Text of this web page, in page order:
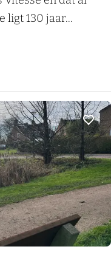
ligt 130 jaar...